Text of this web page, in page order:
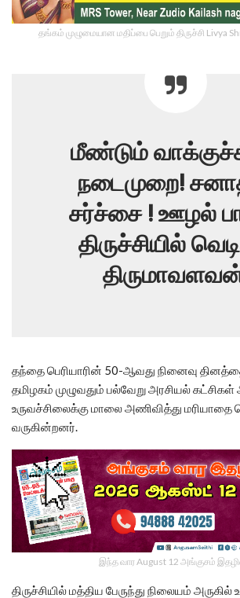
தங்கம் முழுமையான மதிப்பை பெறும் திருச்சி Livya
மீண்டும்
நடைமுறை!
சர்ச்சை ! ஊழல்
திருச்சியில்
தந்தை பெரியாரின் 50-ஆவது நினைவு
தமிழகம் முழுவதும் பல்வேறு அரசியல் கட்சிகள்
உருவச்சிலைக்கு மாலை அணிவித்து மரியாதை
வருகின்றனர்.
இந்த வார August 12 அங்குசம்
திருச்சியில் மத்திய பேருந்து நிலையம்